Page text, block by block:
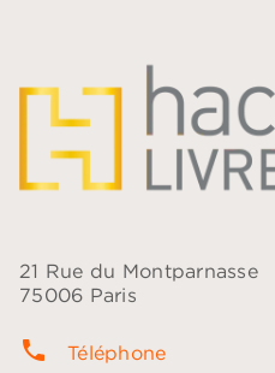
21 Rue du Montparnasse
75006 Paris
phone Téléphone